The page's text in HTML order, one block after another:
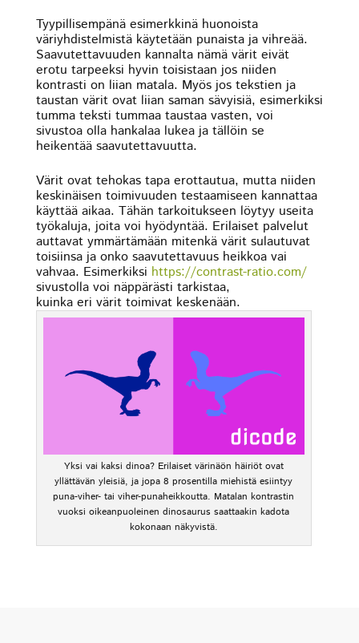
Tyypillisempänä esimerkkinä huonoista
väriyhdistelmistä käytetään punaista ja vihreää.
Saavutettavuuden kannalta nämä värit eivät
erotu tarpeeksi hyvin toisistaan jos niiden
kontrasti on liian matala. Myös jos tekstien ja
taustan värit ovat liian saman sävyisiä, esimerkiksi
tumma teksti tummaa taustaa vasten, voi
sivustoa olla hankalaa lukea ja tällöin se
heikentää saavutettavuutta.
Värit ovat tehokas tapa erottautua, mutta niiden
keskinäisen toimivuuden testaamiseen kannattaa
käyttää aikaa. Tähän tarkoitukseen löytyy useita
työkaluja, joita voi hyödyntää. Erilaiset palvelut
auttavat ymmärtämään mitenkä värit sulautuvat
toisiinsa ja onko saavutettavuus heikkoa vai
vahvaa. Esimerkiksi https://contrast-ratio.com/
sivustolla voi näppärästi tarkistaa,
kuinka eri värit toimivat keskenään.
Yksi vai kaksi dinoa? Erilaiset värinäön häiriöt ovat
yllättävän yleisiä, ja jopa 8 prosentilla miehistä esiintyy
puna-viher- tai viher-punaheikkoutta. Matalan kontrastin
vuoksi oikeanpuoleinen dinosaurus saattaakin kadota
kokonaan näkyvistä.